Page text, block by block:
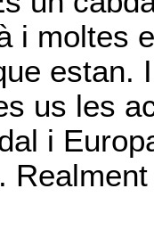
i moltes
estan.
us les
i